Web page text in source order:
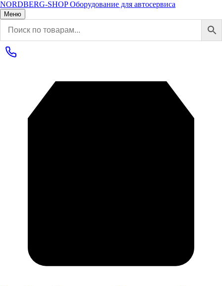
NORDBERG-SHOP Оборудование для автосервиса
Меню